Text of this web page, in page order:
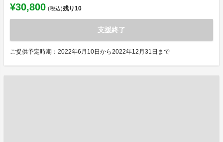
¥30,800 (税込)残り10
支援終了
ご提供予定時期：2022年6月10日から2022年12月31日まで